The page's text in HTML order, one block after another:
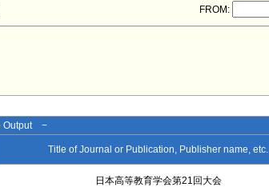
FROM:
Output −
Title of Journal or Publication, Publisher name, etc.
日本高等教育学会第21回大会